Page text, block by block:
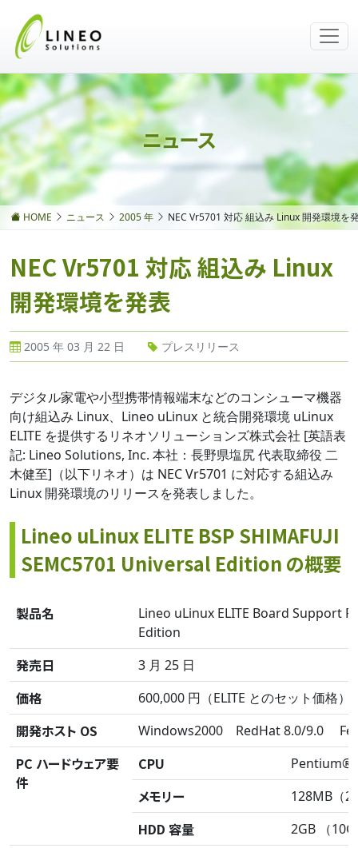
ニュース
HOME ニュース 2005 年 NEC Vr5701 対応 組込み Linux 開発環境を
NEC Vr5701 対応 組込み Linux
開発環境を発表
2005 年 03 月 22 日 プレスリリース
デジタル家電や小型携帯情報端末などのコンシューマ機器
向け組込み Linux、Lineo uLinux と統合開発環境 uLinux
ELITE を提供するリネオソリューションズ株式会社 [英語表
記: Lineo Solutions, Inc. 本社：長野県塩尻 代表取締役 二
木健至]（以下リネオ）は NEC Vr5701 に対応する組込み
Linux 開発環境のリリースを発表しました。
Lineo uLinux ELITE BSP SHIMAFUJI
SEMC5701 Universal Edition の概要
製品名
Lineo uLinux ELITE Board Support
Edition
発売日 3 月 25 日
価格 600,000 円（ELITE とのセット価格
開発ホスト OS Windows2000 RedHat 8.0/9.0
PC ハードウェア要
件
CPU
メモリー 128MB（
HDD 容量 2GB （